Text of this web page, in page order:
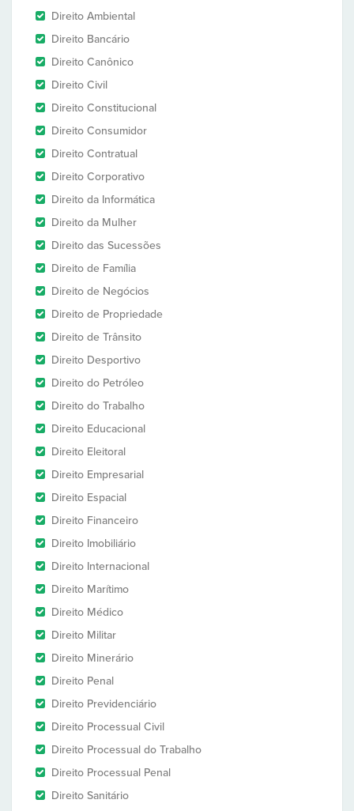
Direito Ambiental
Direito Bancário
Direito Canônico
Direito Civil
Direito Constitucional
Direito Consumidor
Direito Contratual
Direito Corporativo
Direito da Informática
Direito da Mulher
Direito das Sucessões
Direito de Família
Direito de Negócios
Direito de Propriedade
Direito de Trânsito
Direito Desportivo
Direito do Petróleo
Direito do Trabalho
Direito Educacional
Direito Eleitoral
Direito Empresarial
Direito Espacial
Direito Financeiro
Direito Imobiliário
Direito Internacional
Direito Marítimo
Direito Médico
Direito Militar
Direito Minerário
Direito Penal
Direito Previdenciário
Direito Processual Civil
Direito Processual do Trabalho
Direito Processual Penal
Direito Sanitário